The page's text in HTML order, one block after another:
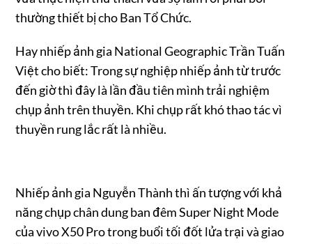
thường thiết bị cho Ban Tổ Chức.
Hay nhiếp ảnh gia National Geographic Trần Tuấn
Việt cho biết: Trong sự nghiệp nhiếp ảnh từ trước
đến giờ thì đây là lần đầu tiên mình trải nghiệm
chụp ảnh trên thuyền. Khi chụp rất khó thao tác vì
thuyền rung lắc rất là nhiều.
Nhiếp ảnh gia Nguyễn Thành thì ấn tượng với khả
năng chụp chân dung ban đêm Super Night Mode
của vivo X50 Pro trong buổi tối đốt lửa trại và giao